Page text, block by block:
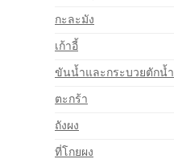
กะละมัง
เก้าอี้
ขันน้ำและกระบวยตักน้ำ
ตะกร้า
ถังผง
ที่โกยผง